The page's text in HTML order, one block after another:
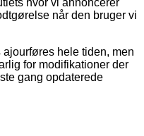
når den bruger vi
hele tiden, men
for modifikationer der
gang opdaterede